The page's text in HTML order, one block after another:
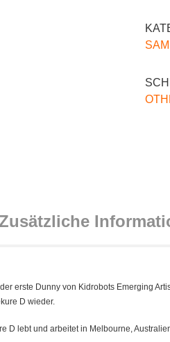
erste Dunny von Kidrobots Emerging
D wieder.
D lebt und arbeitet in Melbourne,